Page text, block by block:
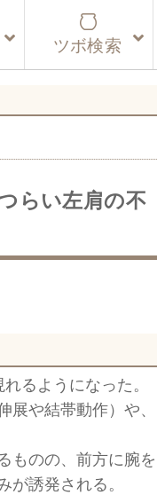
ツボ検索
らい左肩の不
るようになった。
や結帯動作）や、
ものの、前方に腕を
誘発される。